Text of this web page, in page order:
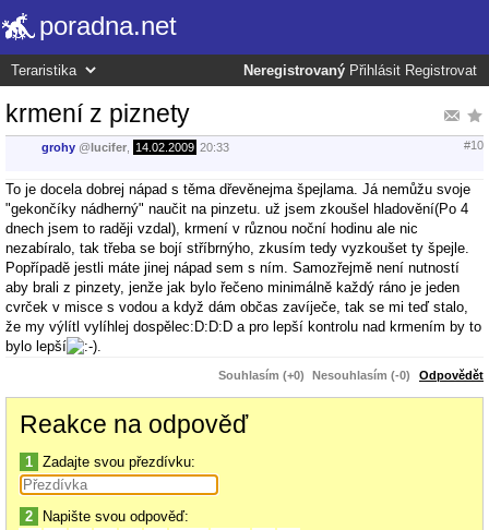
poradna.net
Neregistrovaný Přihlásit Registrovat
krmení z piznety
grohy @lucifer 14.02.2009 20:33 #10
To je docela dobrej nápad s těma dřevěnejma špejlama. Já nemůžu svoje
"gekončíky nádherný" naučit na pinzetu. už jsem zkoušel hladovění(Po 4
dnech jsem to raději vzdal), krmení v různou noční hodinu ale nic
nezabíralo, tak třeba se bojí stříbrnýho, zkusím tedy vyzkoušet ty špejle.
Popřípadě jestli máte jinej nápad sem s ním. Samozřejmě není nutností
aby brali z pinzety, jenže jak bylo řečeno minimálně každý ráno je jeden
cvrček v misce s vodou a když dám občas zavíječe, tak se mi teď stalo,
že my výlítl vylíhlej dospělec:D:D:D a pro lepší kontrolu nad krmením by to
bylo lepší
Souhlasím (+0) Nesouhlasím (-0) Odpovědět
Reakce na odpověď
1 Zadajte svou přezdívku:
2 Napište svou odpověď: